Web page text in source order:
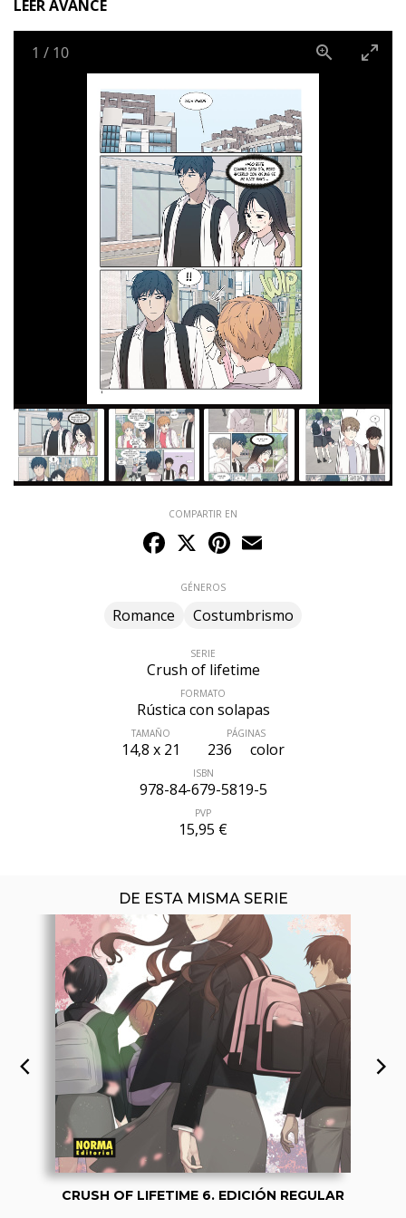
LEER AVANCE
1 / 10
COMPARTIR EN
Facebook
X Pinterest
GÉNEROS
Romance Costumbrismo
SERIE
Crush of lifetime
FORMATO
Rústica con solapas
TAMAÑO
14,8 x 21
PÁGINAS
236 color
ISBN
978-84-679-5819-5
PVP
15,95 €
DE ESTA MISMA SERIE
ÚLTIMO NÚMERO PUBLICADO
CRUSH OF LIFETIME 6. EDICIÓN REGULAR